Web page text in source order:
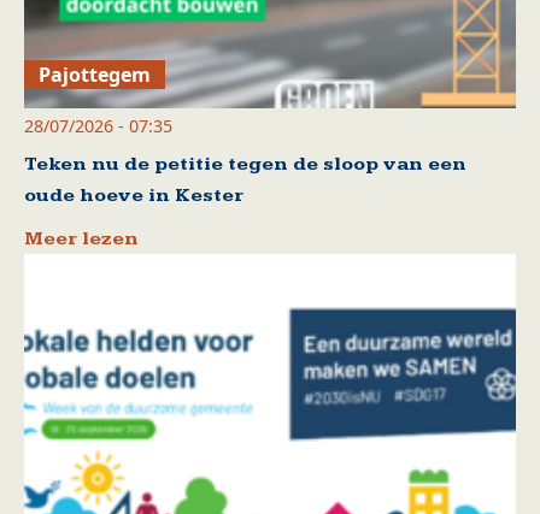
Pajottegem
28/07/2026 - 07:35
Teken nu de petitie tegen de sloop van een
oude hoeve in Kester
Meer lezen